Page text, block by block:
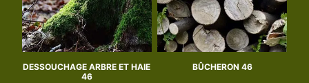
DESSOUCHAGE ARBRE ET HAIE
46
BÛCHERON 46